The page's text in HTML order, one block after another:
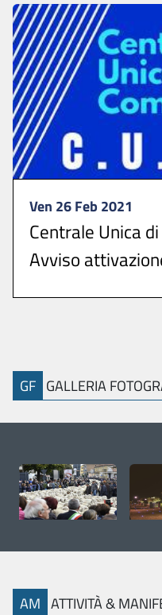
SPORTELLO UNICO
Ven 26 Feb 2021
Centrale Unica
Avviso
GF GALLERIA
AM ATTIVITÀ &